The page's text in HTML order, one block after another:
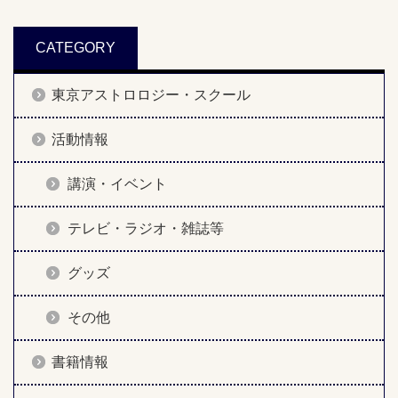
CATEGORY
東京アストロロジー・スクール
活動情報
講演・イベント
テレビ・ラジオ・雑誌等
グッズ
その他
書籍情報